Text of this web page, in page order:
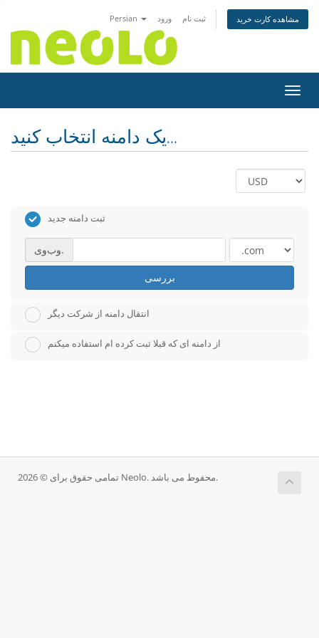
Persian ورود ثبت نام مشاهده کارت خرید
یک دامنه انتخاب کنید...
ثبت دامنه جدید
وب‌وی.
بررسی
انتقال دامنه از شرکت دیگر
از دامنه ای که قبلا ثبت کرده ام استفاده میکنم
تمامی حقوق برای © 2026 Neolo. محفوط می باشد.